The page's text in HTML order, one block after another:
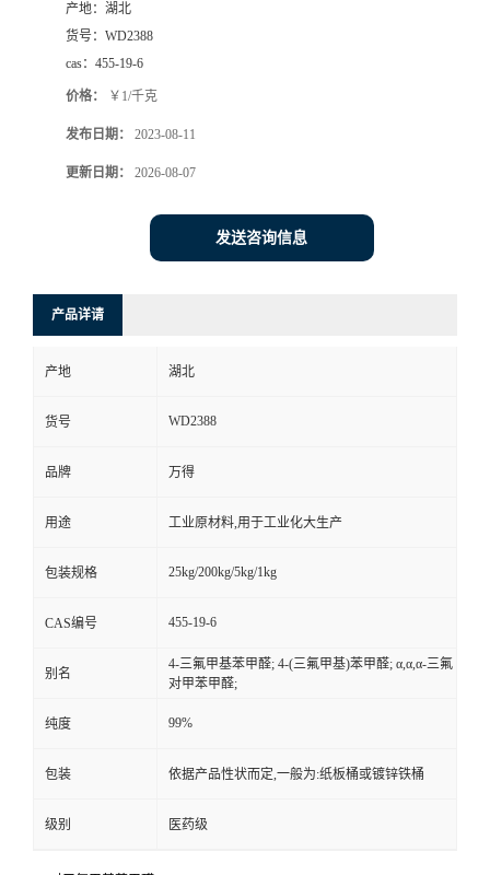
产地： 湖北
货号： WD2388
cas： 455-19-6
价格： ￥1/千克
发布日期： 2023-08-11
更新日期： 2026-08-07
发送咨询信息
产品详请
产地 湖北
货号 WD2388
品牌 万得
用途 工业原材料,用于工业化大生产
包装规格 25kg/200kg/5kg/1kg
CAS编号 455-19-6
别名
4-三氟甲基苯甲醛; 4-(三氟甲基)苯甲醛; α,α,α-三氟
对甲苯甲醛;
纯度 99%
包装 依据产品性状而定,一般为:纸板桶或镀锌铁桶
级别 医药级